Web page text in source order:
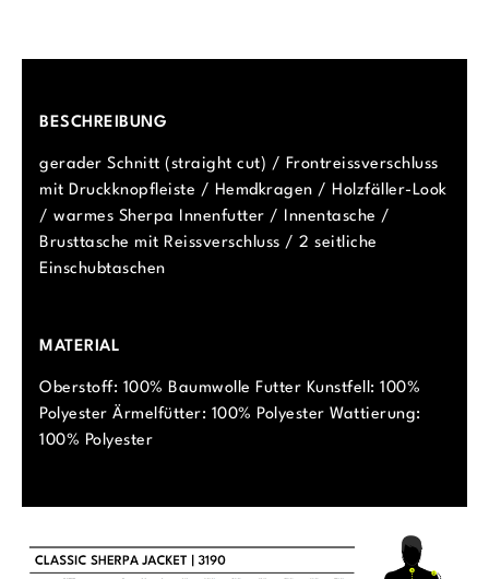
BESCHREIBUNG
gerader Schnitt (straight cut) / Frontreissverschluss
mit Druckknopfleiste / Hemdkragen / Holzfäller-Look
/ warmes Sherpa Innenfutter / Innentasche /
Brusttasche mit Reissverschluss / 2 seitliche
Einschubtaschen
MATERIAL
Oberstoff: 100% Baumwolle Futter Kunstfell: 100%
Polyester Ärmelfütter: 100% Polyester Wattierung:
100% Polyester